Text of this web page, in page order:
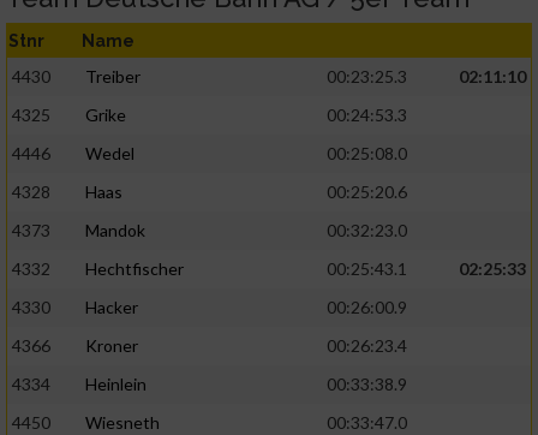
Stnr Name
4430 Treiber 00:23:25.3
02:11:10
4325
Grike
00:24:53.3
4446
Wedel
00:25:08.0
4328
Haas
00:25:20.6
4373
Mandok
00:32:23.0
4332
Hechtfischer 00:25:43.1
02:25:33
4330
Hacker
00:26:00.9
4366
Kroner
00:26:23.4
4334
Heinlein
00:33:38.9
4450
Wiesneth
00:33:47.0